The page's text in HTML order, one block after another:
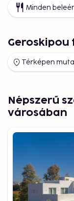
Minden
Geroskipou
Térképen
Népszerű
városában